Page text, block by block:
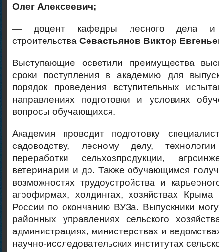
Олег Алексеевич;
— доцент кафедры лесного дела и
строительства Севастьянов Виктор
Выступающие осветили преимущества
сроки поступления в академию для
порядок проведения вступительных
направлениях подготовки и условиях
вопросы обучающихся.
Академия проводит подготовку
садоводству, лесному делу,
переработки сельхозпродукции,
ветеринарии и др. Также обучающимся
возможностях трудоустройства и
агрофирмах, холдингах, хозяйствах Крыма
России по окончанию ВУЗа. Выпускники
районных управлениях сельского
администрациях, министерствах и
научно-исследовательских институтах